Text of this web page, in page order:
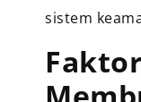
sistem